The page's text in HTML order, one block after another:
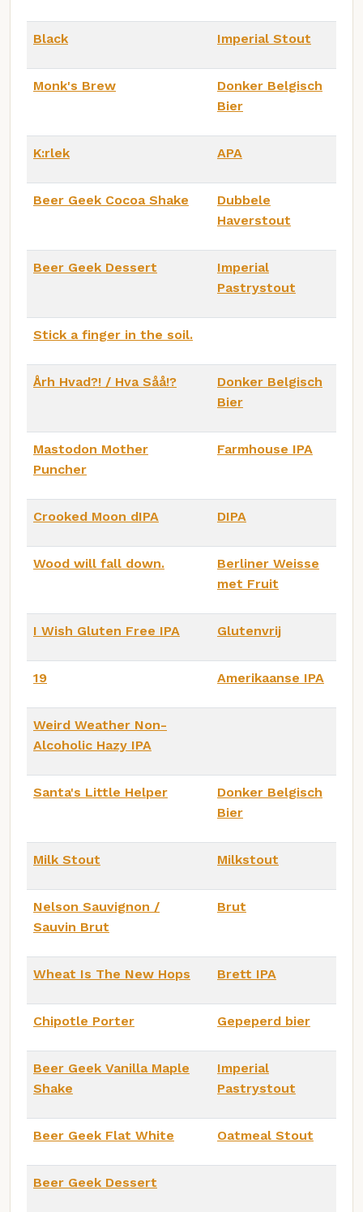
Black Imperial Stout
Monk's Brew
Donker Belgisch
Bier
K:rlek APA
Beer Geek Cocoa Shake
Dubbele
Haverstout
Beer Geek Dessert
Imperial
Pastrystout
Stick a finger in the soil.
Årh Hvad?! / Hva Såå!?
Donker Belgisch
Bier
Mastodon Mother
Puncher
Farmhouse IPA
Crooked Moon dIPA DIPA
Wood will fall down.
Berliner Weisse
met Fruit
I Wish Gluten Free IPA Glutenvrij
19 Amerikaanse IPA
Weird Weather Non-
Alcoholic Hazy IPA
Santa's Little Helper
Donker Belgisch
Bier
Milk Stout Milkstout
Nelson Sauvignon /
Sauvin Brut
Brut
Wheat Is The New Hops Brett IPA
Chipotle Porter Gepeperd bier
Beer Geek Vanilla Maple
Shake
Imperial
Pastrystout
Beer Geek Flat White Oatmeal Stout
Beer Geek Dessert